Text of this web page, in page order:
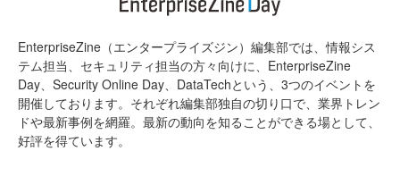
EnterpriseZine（エンタープライズジン）編集部では、情報シス
テム担当、セキュリティ担当の方々向けに、EnterpriseZine
Day、Security Online Day、DataTechという、3つのイベントを
開催しております。それぞれ編集部独自の切り口で、業界トレン
ドや最新事例を網羅。最新の動向を知ることができる場として、
好評を得ています。